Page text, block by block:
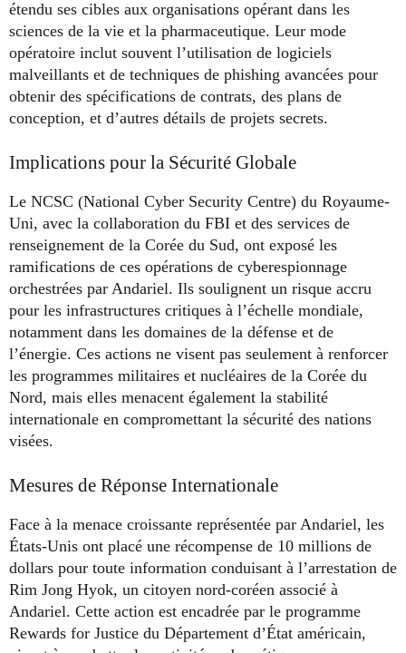
étendu ses cibles aux organisations opérant dans les
sciences de la vie et la pharmaceutique. Leur mode
opératoire inclut souvent l’utilisation de logiciels
malveillants et de techniques de phishing avancées pour
obtenir des spécifications de contrats, des plans de
conception, et d’autres détails de projets secrets.
Implications pour la Sécurité Globale
Le NCSC (National Cyber Security Centre) du Royaume-
Uni, avec la collaboration du FBI et des services de
renseignement de la Corée du Sud, ont exposé les
ramifications de ces opérations de cyberespionnage
orchestrées par Andariel. Ils soulignent un risque accru
pour les infrastructures critiques à l’échelle mondiale,
notamment dans les domaines de la défense et de
l’énergie. Ces actions ne visent pas seulement à renforcer
les programmes militaires et nucléaires de la Corée du
Nord, mais elles menacent également la stabilité
internationale en compromettant la sécurité des nations
visées.
Mesures de Réponse Internationale
Face à la menace croissante représentée par Andariel, les
États-Unis ont placé une récompense de 10 millions de
dollars pour toute information conduisant à l’arrestation de
Rim Jong Hyok, un citoyen nord-coréen associé à
Andariel. Cette action est encadrée par le programme
Rewards for Justice du Département d’État américain,